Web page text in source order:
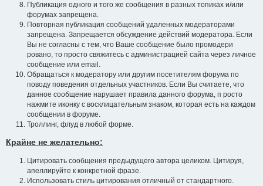
Публикация одного и того же сообщения в разных топиках и/или
форумах запрещена.
Повторная публикация сообщений удаленных модераторами
запрещена. Запрещается обсуждение действий модератора. Если
Вы не согласны с тем, что Ваше сообщение было промодери
ровано, то просто свяжитесь с администрацией сайта через личное
сообщение или email.
Обращаться к модератору или другим посетителям форума по
поводу поведения отдельных участников. Если Вы считаете, что
данное сообщение нарушает правила данного форума, п росто
нажмите иконку с восклицательным знаком, которая есть на каждом
сообщении в форуме.
Троллинг, флуд в любой форме.
Крайне не желательно:
Цитировать сообщения предыдущего автора целиком. Цитируя,
апеллируйте к конкретной фразе.
Использовать стиль цитирования отличный от стандартного.